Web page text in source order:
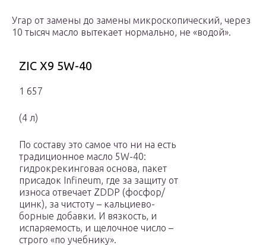
Угар от замены до замены микроскопический, через
10 тысяч масло вытекает нормально, не «водой».
ZIC X9 5W-40
1 657
(4 л)
По составу это самое что ни на есть
традиционное масло 5W-40:
гидрокрекинговая основа, пакет
присадок Infineum, где за защиту от
износа отвечает ZDDP (фосфор/
цинк), за чистоту – кальциево-
борные добавки. И вязкость, и
испаряемость, и щелочное число –
строго «по учебнику».